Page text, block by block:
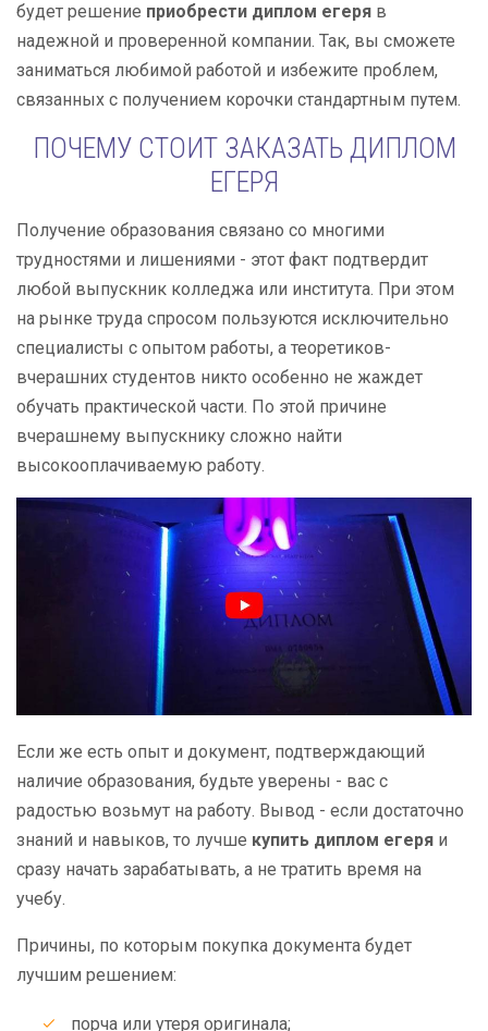
будет решение приобрести диплом егеря в
надежной и проверенной компании. Так, вы сможете
заниматься любимой работой и избежите проблем,
связанных с получением корочки стандартным путем.
ПОЧЕМУ СТОИТ ЗАКАЗАТЬ ДИПЛОМ
ЕГЕРЯ
Получение образования связано со многими
трудностями и лишениями - этот факт подтвердит
любой выпускник колледжа или института. При этом
на рынке труда спросом пользуются исключительно
специалисты с опытом работы, а теоретиков-
вчерашних студентов никто особенно не жаждет
обучать практической части. По этой причине
вчерашнему выпускнику сложно найти
высокооплачиваемую работу.
Если же есть опыт и документ, подтверждающий
наличие образования, будьте уверены - вас с
радостью возьмут на работу. Вывод - если достаточно
знаний и навыков, то лучше купить диплом егеря и
сразу начать зарабатывать, а не тратить время на
учебу.
Причины, по которым покупка документа будет
лучшим решением:
порча или утеря оригинала;